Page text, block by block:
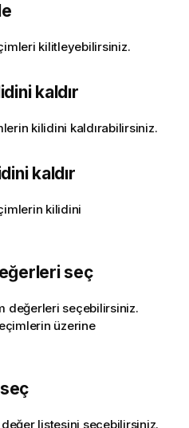
kilitleyebilirsiniz.
kaldır
kilidini kaldırabilirsiniz.
kaldır
kilidini
seç
değerleri seçebilirsiniz.
üzerine
listesini seçebilirsiniz.